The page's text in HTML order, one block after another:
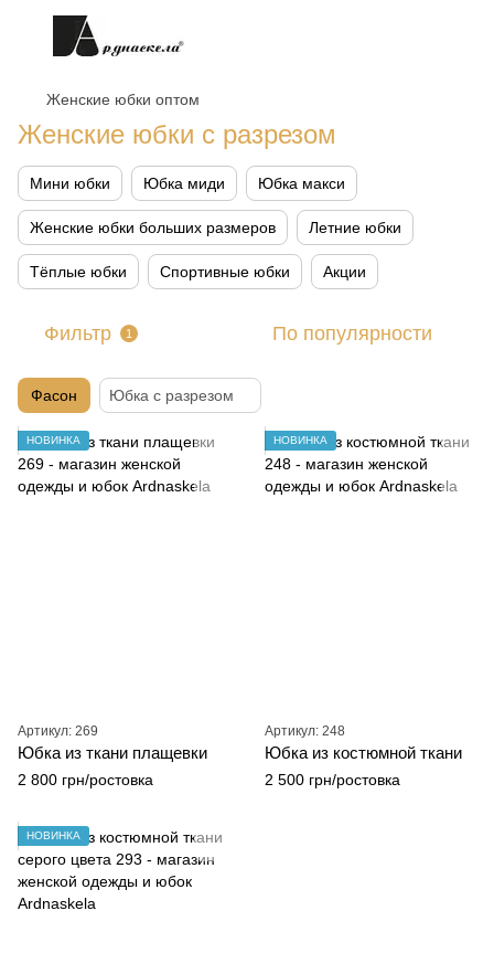
Женские юбки оптом
Женские юбки с разрезом
Мини юбки Юбка миди Юбка макси
Женские юбки больших размеров Летние юбки
Тёплые юбки Спортивные юбки Акции
Фильтр 1 По популярности
Фасон Юбка с разрезом
НОВИНКА
Артикул: 269
Юбка из ткани плащевки
2 800 грн/ростовка
НОВИНКА
Артикул: 248
Юбка из костюмной ткани
2 500 грн/ростовка
НОВИНКА